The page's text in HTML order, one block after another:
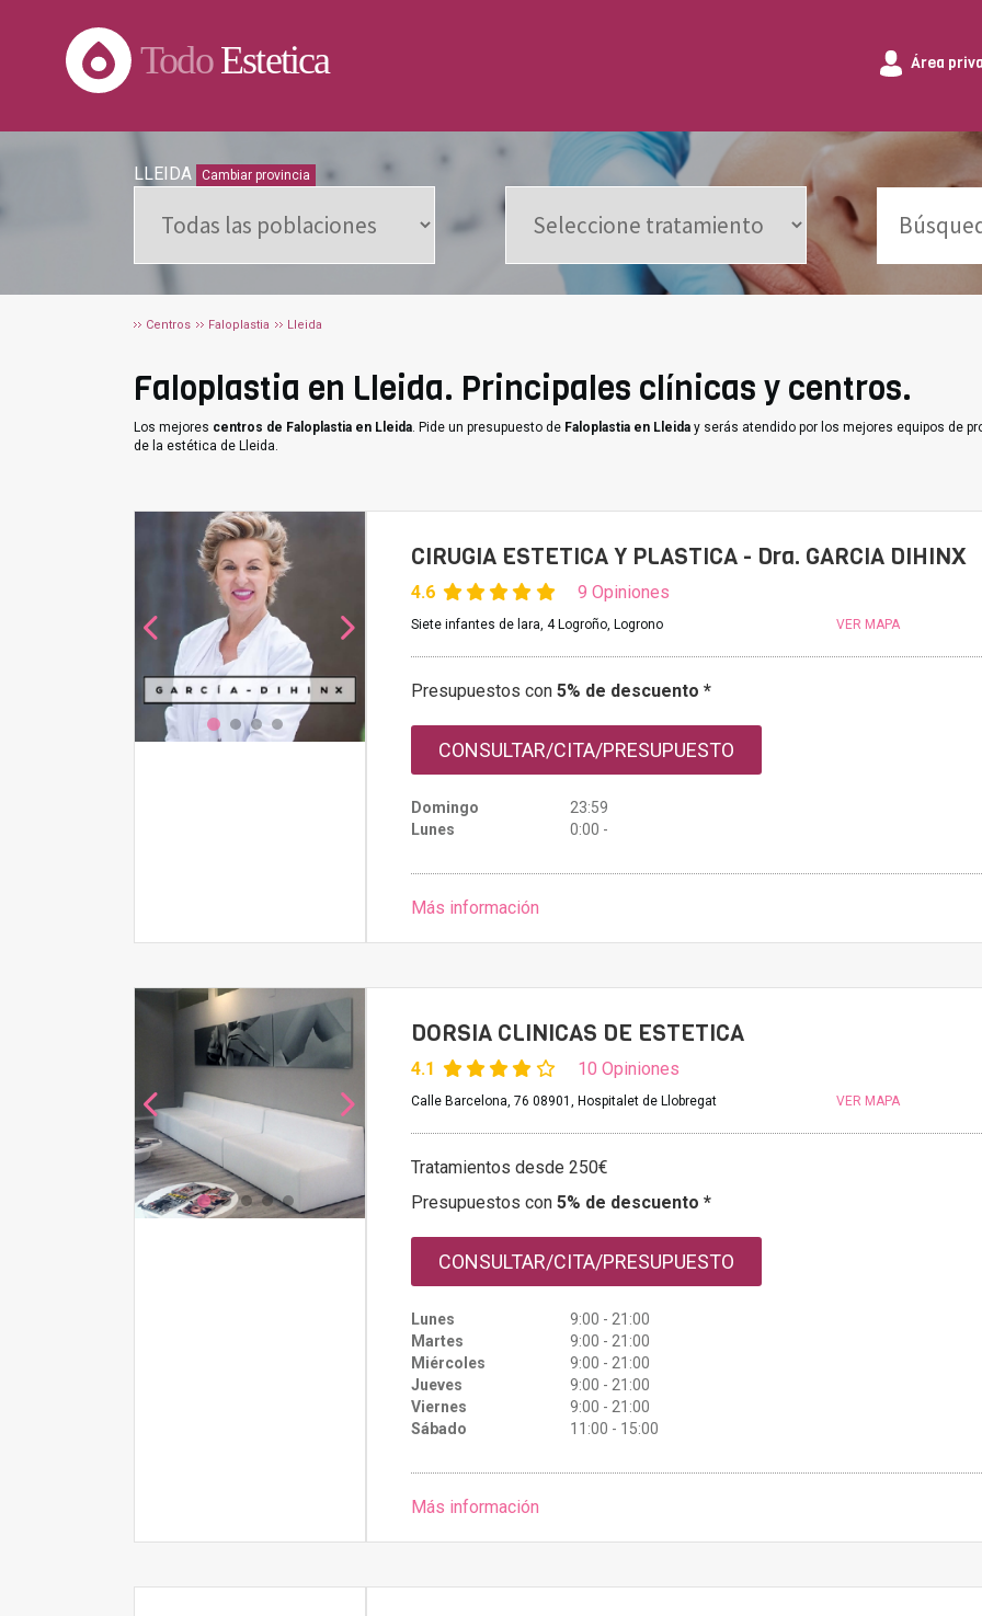
TodoEstetica Área
LLEIDA Cambiar provincia
Centros Faloplastia Lleida
Faloplastia en Lleida. Principales clínicas y centros.
Los mejores centros de Faloplastia en Lleida. Pide un presupuesto de Faloplastia en Lleida y serás atendido por los mejores equipos de
de la estética de Lleida.
CIRUGIA ESTETICA Y PLASTICA - Dra. GARCIA DIHINX
4.6 9 Opiniones
Siete infantes de lara, 4 Logroño, Logrono VER MAPA
Presupuestos con 5% de descuento *
CONSULTAR/CITA/PRESUPUESTO
Domingo
23:59
Lunes
0:00 -
Más información
DORSIA CLINICAS DE ESTETICA
4.1 10 Opiniones
Calle Barcelona, 76 08901, Hospitalet de Llobregat VER MAPA
Tratamientos desde 250€
Presupuestos con 5% de descuento *
CONSULTAR/CITA/PRESUPUESTO
Lunes
9:00 - 21:00
Martes
9:00 - 21:00
Miércoles
9:00 - 21:00
Jueves
9:00 - 21:00
Viernes
9:00 - 21:00
Sábado
11:00 - 15:00
Más información